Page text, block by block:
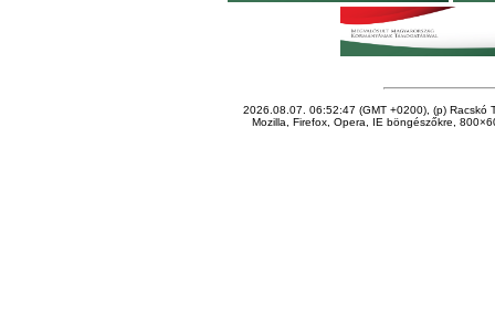
2026.08.07. 06:52:47 (GMT +0200), (p) Racskó
Mozilla, Firefox, Opera, IE böngészőkre,